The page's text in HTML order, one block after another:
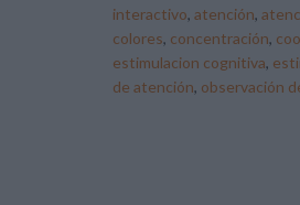
interactivo, atención,
colores, concentración,
estimulacion cognitiva,
de atención, observación